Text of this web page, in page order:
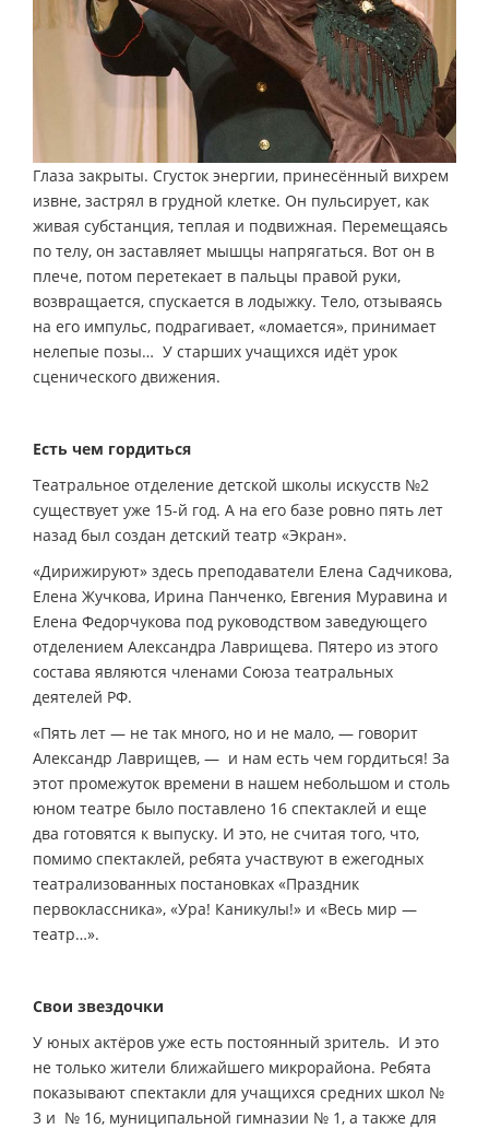
Глаза закрыты. Сгусток энергии, принесённый вихрем
извне, застрял в грудной клетке. Он пульсирует, как
живая субстанция, теплая и подвижная. Перемещаясь
по телу, он заставляет мышцы напрягаться. Вот он в
плече, потом перетекает в пальцы правой руки,
возвращается, спускается в лодыжку. Тело, отзываясь
на его импульс, подрагивает, «ломается», принимает
нелепые позы… У старших учащихся идёт урок
сценического движения.
Есть чем гордиться
Театральное отделение детской школы искусств №2
существует уже 15-й год. А на его базе ровно пять лет
назад был создан детский театр «Экран».
«Дирижируют» здесь преподаватели Елена Садчикова,
Елена Жучкова, Ирина Панченко, Евгения Муравина и
Елена Федорчукова под руководством заведующего
отделением Александра Лаврищева. Пятеро из этого
состава являются членами Союза театральных
деятелей РФ.
«Пять лет — не так много, но и не мало, — говорит
Александр Лаврищев, — и нам есть чем гордиться! За
этот промежуток времени в нашем небольшом и столь
юном театре было поставлено 16 спектаклей и еще
два готовятся к выпуску. И это, не считая того, что,
помимо спектаклей, ребята участвуют в ежегодных
театрализованных постановках «Праздник
первоклассника», «Ура! Каникулы!» и «Весь мир —
театр…».
Свои звездочки
У юных актёров уже есть постоянный зритель. И это
не только жители ближайшего микрорайона. Ребята
показывают спектакли для учащихся средних школ №
3 и № 16, муниципальной гимназии № 1, а также для